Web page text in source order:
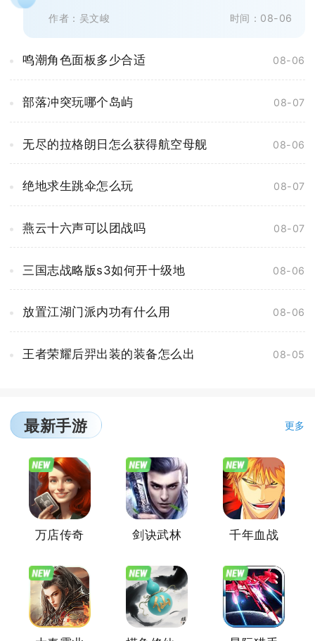
作者：吴文峻 时间：08-06
鸣潮角色面板多少合适 08-06
部落冲突玩哪个岛屿 08-07
无尽的拉格朗日怎么获得航空母舰 08-06
绝地求生跳伞怎么玩 08-07
燕云十六声可以团战吗 08-07
三国志战略版s3如何开十级地 08-06
放置江湖门派内功有什么用 08-06
王者荣耀后羿出装的装备怎么出 08-05
最新手游 更多
万店传奇 剑诀武林 千年血战